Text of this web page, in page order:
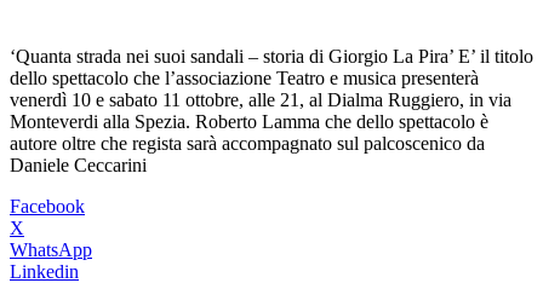
‘Quanta strada nei suoi sandali – storia di Giorgio La Pira’ E’ il titolo
dello spettacolo che l’associazione Teatro e musica presenterà
venerdì 10 e sabato 11 ottobre, alle 21, al Dialma Ruggiero, in via
Monteverdi alla Spezia. Roberto Lamma che dello spettacolo è
autore oltre che regista sarà accompagnato sul palcoscenico da
Daniele Ceccarini
Facebook
X
WhatsApp
Linkedin